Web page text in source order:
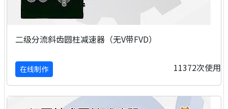
二级分流斜齿圆柱减速器（无V带FVD）
在线制作 11372次使用